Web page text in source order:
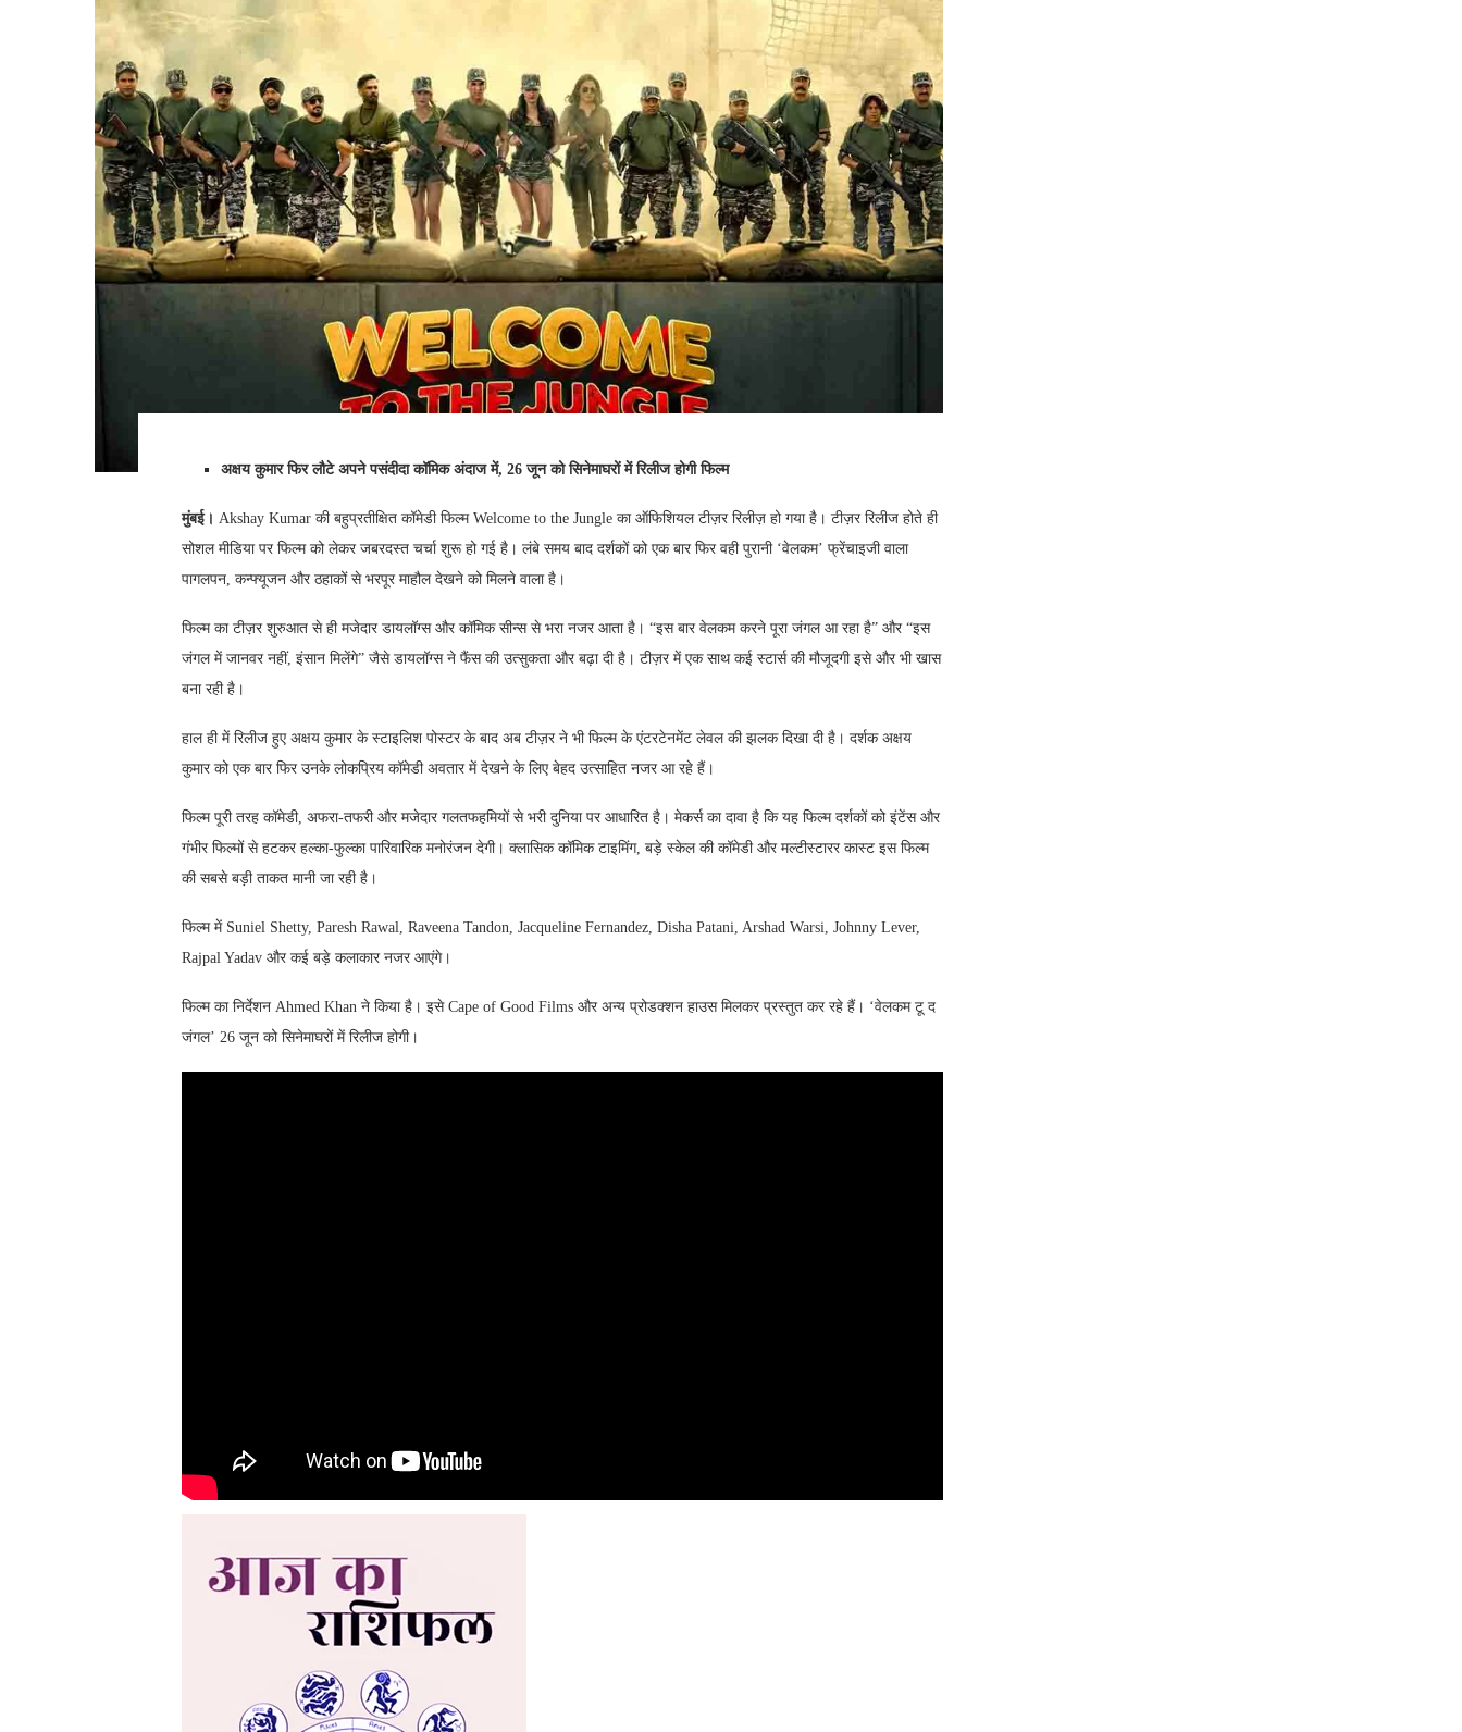
अक्षय कुमार फिर लौटे अपने पसंदीदा कॉमिक अंदाज में, 26 जून को सिनेमाघरों में रिलीज होगी फिल्म
मुंबई। Akshay Kumar की बहुप्रतीक्षित कॉमेडी फिल्म Welcome to the Jungle का ऑफिशियल टीज़र रिलीज़ हो गया है। टीज़र रिलीज होते ही
सोशल मीडिया पर फिल्म को लेकर जबरदस्त चर्चा शुरू हो गई है। लंबे समय बाद दर्शकों को एक बार फिर वही पुरानी ‘वेलकम’ फ्रेंचाइजी वाला
पागलपन, कन्फ्यूजन और ठहाकों से भरपूर माहौल देखने को मिलने वाला है।
फिल्म का टीज़र शुरुआत से ही मजेदार डायलॉग्स और कॉमिक सीन्स से भरा नजर आता है। “इस बार वेलकम करने पूरा जंगल आ रहा है” और “इस
जंगल में जानवर नहीं, इंसान मिलेंगे” जैसे डायलॉग्स ने फैंस की उत्सुकता और बढ़ा दी है। टीज़र में एक साथ कई स्टार्स की मौजूदगी इसे और भी खास
बना रही है।
हाल ही में रिलीज हुए अक्षय कुमार के स्टाइलिश पोस्टर के बाद अब टीज़र ने भी फिल्म के एंटरटेनमेंट लेवल की झलक दिखा दी है। दर्शक अक्षय
कुमार को एक बार फिर उनके लोकप्रिय कॉमेडी अवतार में देखने के लिए बेहद उत्साहित नजर आ रहे हैं।
फिल्म पूरी तरह कॉमेडी, अफरा-तफरी और मजेदार गलतफहमियों से भरी दुनिया पर आधारित है। मेकर्स का दावा है कि यह फिल्म दर्शकों को इंटेंस और
गंभीर फिल्मों से हटकर हल्का-फुल्का पारिवारिक मनोरंजन देगी। क्लासिक कॉमिक टाइमिंग, बड़े स्केल की कॉमेडी और मल्टीस्टारर कास्ट इस फिल्म
की सबसे बड़ी ताकत मानी जा रही है।
फिल्म में Suniel Shetty, Paresh Rawal, Raveena Tandon, Jacqueline Fernandez, Disha Patani, Arshad Warsi, Johnny Lever,
Rajpal Yadav और कई बड़े कलाकार नजर आएंगे।
फिल्म का निर्देशन Ahmed Khan ने किया है। इसे Cape of Good Films और अन्य प्रोडक्शन हाउस मिलकर प्रस्तुत कर रहे हैं। ‘वेलकम टू द
जंगल’ 26 जून को सिनेमाघरों में रिलीज होगी।